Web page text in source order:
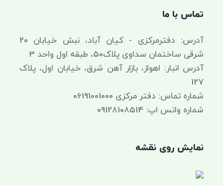
تماس با ما
آدرس: دفترمرکزی - کیان آباد، نبش خیابان 20
شرقی ساختمان سداوی پلاک50، طبقه اول واحد 3
آدرس انبار: اهواز، بازار آهن شرق، خیابان اول، پلاک
127
شماره تماس: دفتر مرکزی 06191001000
شماره واتس اپ: 09128108514
نمایش روی نقشه